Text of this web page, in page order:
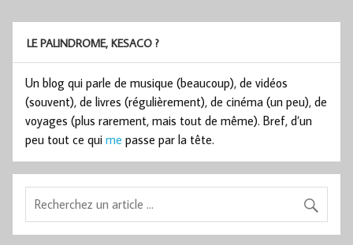
LE PALINDROME, KESACO ?
Un blog qui parle de musique (beaucoup), de vidéos
(souvent), de livres (régulièrement), de cinéma (un peu), de
voyages (plus rarement, mais tout de même). Bref, d’un
peu tout ce qui me passe par la tête.